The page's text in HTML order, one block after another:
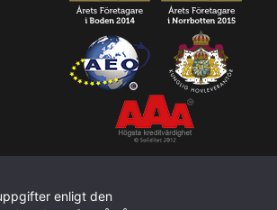
enligt den